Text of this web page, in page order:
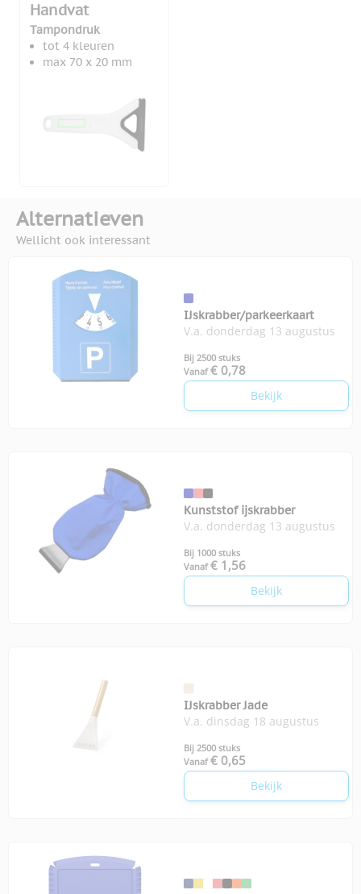
Handvat
Tampondruk
tot 4 kleuren
max 70 x 20 mm
Alternatieven
Wellicht ook interessant
IJskrabber/parkeerkaart
V.a. donderdag 13 augustus
Bij 2500 stuks
Vanaf € 0,78
Bekijk
Kunststof ijskrabber
V.a. donderdag 13 augustus
Bij 1000 stuks
Vanaf € 1,56
Bekijk
IJskrabber Jade
V.a. dinsdag 18 augustus
Bij 2500 stuks
Vanaf € 0,65
Bekijk